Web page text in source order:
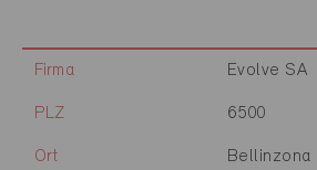
Firma Evolve SA
PLZ 6500
Ort Bellinzona